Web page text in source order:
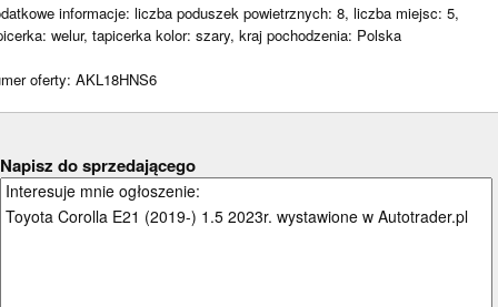
informacje: liczba poduszek powietrznych: 8, liczba miejsc: 5,
welur, tapicerka kolor: szary, kraj pochodzenia: Polska
Napisz do sprzedającego